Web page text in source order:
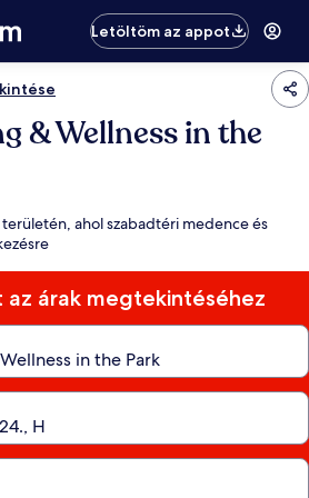
Letöltöm az appot
& Wellness in the
ahol szabadtéri medence és
az árak megtekintéséhez